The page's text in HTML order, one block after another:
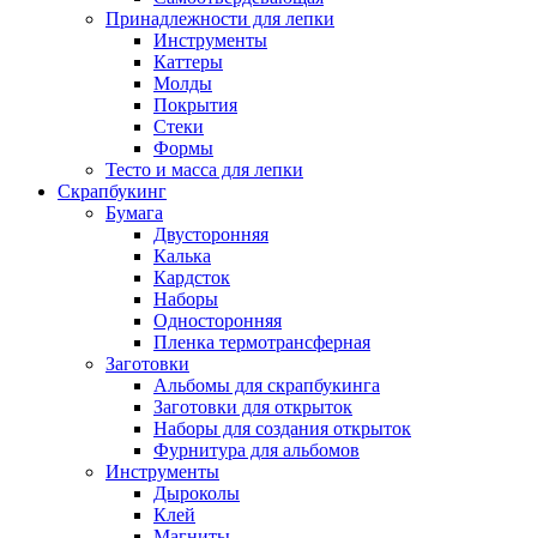
Принадлежности для лепки
Инструменты
Каттеры
Молды
Покрытия
Стеки
Формы
Тесто и масса для лепки
Скрапбукинг
Бумага
Двусторонняя
Калька
Кардсток
Наборы
Односторонняя
Пленка термотрансферная
Заготовки
Альбомы для скрапбукинга
Заготовки для открыток
Наборы для создания открыток
Фурнитура для альбомов
Инструменты
Дыроколы
Клей